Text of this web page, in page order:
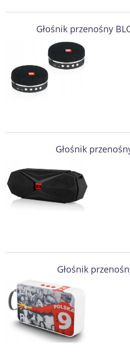
Głośnik przenośny
Głośnik
Głośnik